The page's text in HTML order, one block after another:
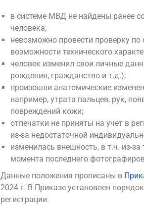
в системе МВД не найдены ранее
человека;
невозможно провести проверку по
возможности технического
человек изменил свои личные
рождения, гражданство и т.д.);
произошли анатомические
например, утрата пальцев, рук,
повреждений кожи;
отпечатки не приняты на учет в
из-за недостаточной
изменилась внешность, в т.ч. из-
момента последнего
Данные положения прописаны в
2024 г. В Приказе установлен
регистрации.